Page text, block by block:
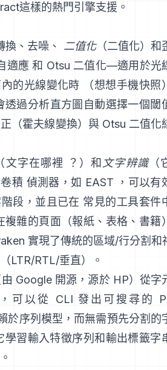
這樣的熱門引擎支援。
、去噪、 二值化（二值化）和
適應 和 Otsu 二值化—適用於光
的光線變化時 （想想手機快照
過分析直方圖自動選擇一個閾
（霍夫線變換）與 Otsu 二值化
文字在哪裡 ？）和 文字辨識（
積 偵測器，如 EAST
，可以有
段，並且已在 常見的工具套件
複雜的頁面（報紙、表格、書籍
實現了傳統的區域/行分割和
LTR/RTL/垂直）。
由 Google 開源，源於 HP）從字
可以從 CLI 發出可搜尋的
於序列模型，而無需預先分割的
學習輸入特徵序列和輸出標籤字